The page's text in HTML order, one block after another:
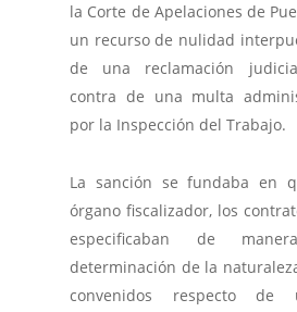
la Corte de Apelaciones de
un recurso de nulidad
de una reclamación
contra de una multa
por la Inspección del Trabajo.
La sanción se fundaba en
órgano fiscalizador, los
especificaban de
determinación de la
convenidos respecto